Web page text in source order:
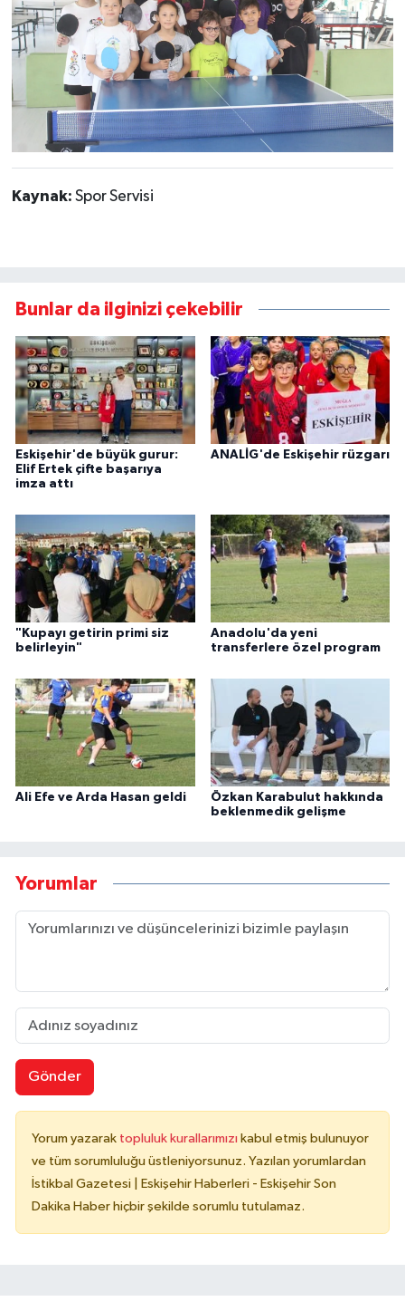
Kaynak: Spor Servisi
Bunlar da ilginizi çekebilir
Eskişehir'de büyük gurur:
Elif Ertek çifte başarıya
imza attı
ANALİG'de Eskişehir rüzgarı
"Kupayı getirin primi siz
belirleyin"
Anadolu'da yeni
transferlere özel program
Ali Efe ve Arda Hasan geldi
Özkan Karabulut hakkında
beklenmedik gelişme
Yorumlar
Gönder
Yorum yazarak topluluk kurallarımızı kabul etmiş bulunuyor
ve tüm sorumluluğu üstleniyorsunuz. Yazılan yorumlardan
İstikbal Gazetesi | Eskişehir Haberleri - Eskişehir Son
Dakika Haber hiçbir şekilde sorumlu tutulamaz.